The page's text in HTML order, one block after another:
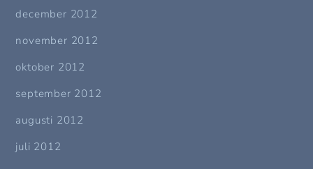
december 2012
november 2012
oktober 2012
september 2012
augusti 2012
juli 2012